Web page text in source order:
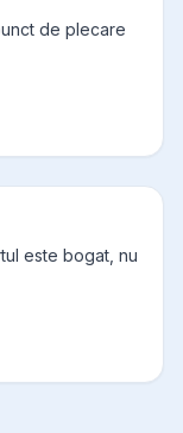
de plecare
este bogat, nu